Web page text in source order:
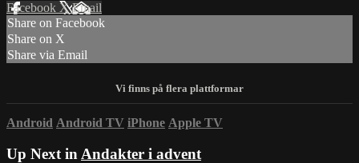
Facebook XEmail
Share on Facebook
Share on X
Share via Email
Android Android TV iPhone Apple TV
Up Next in Andakter i advent